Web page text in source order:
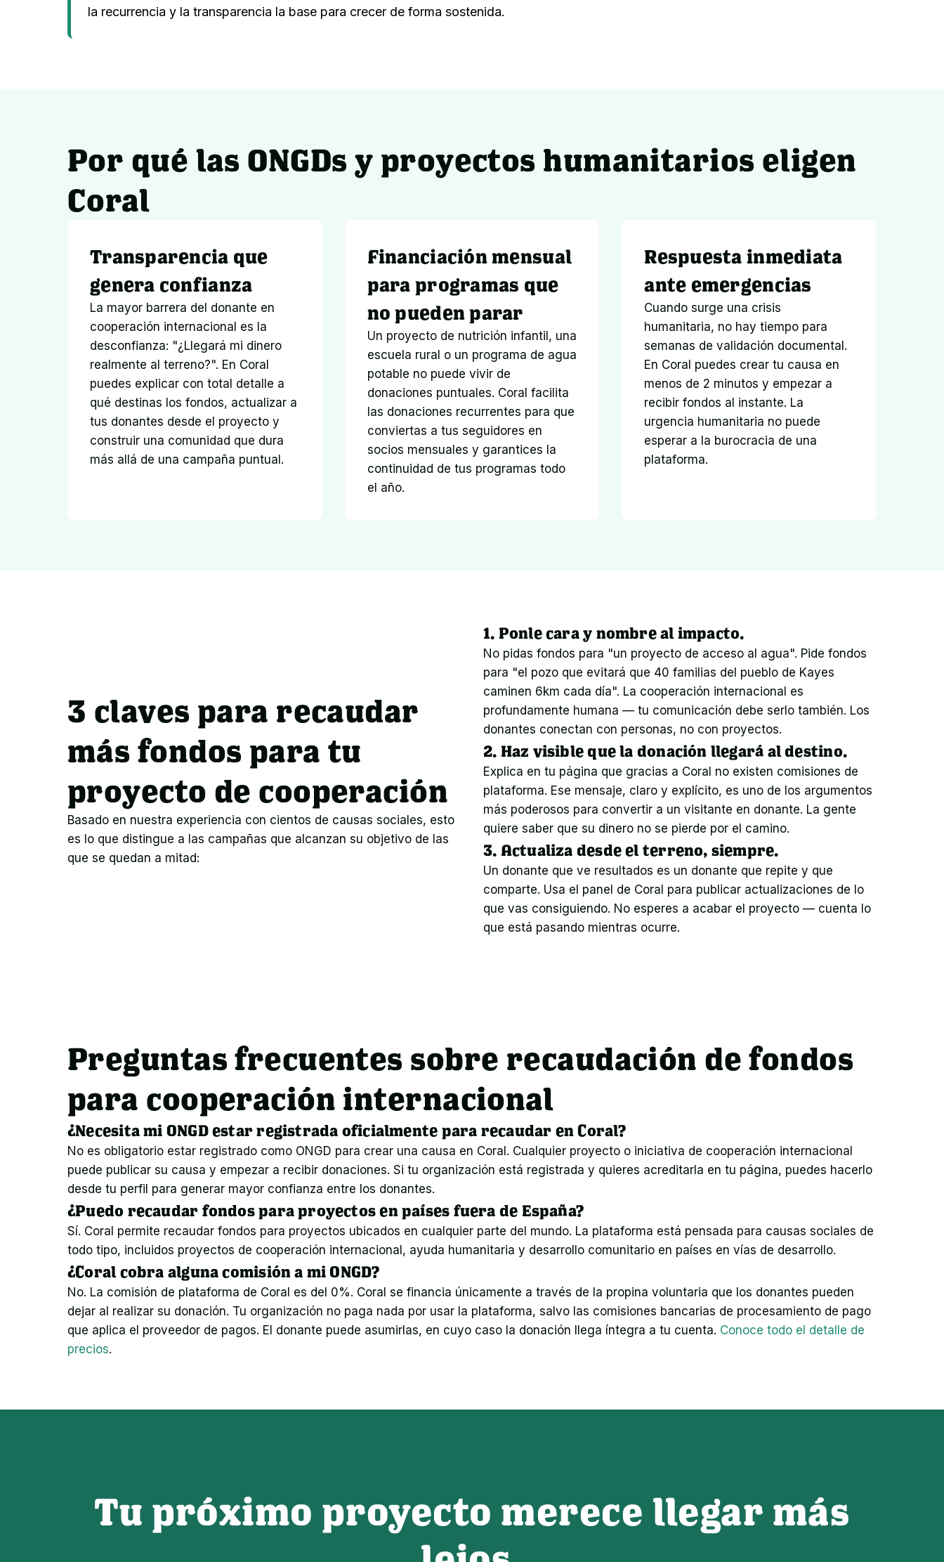
la recurrencia y la transparencia la base para crecer de forma sostenida.
Por qué las ONGDs y proyectos humanitarios eligen
Coral
Transparencia que
genera confianza
La mayor barrera del donante en
cooperación internacional es la
desconfianza: "¿Llegará mi dinero
realmente al terreno?". En Coral
puedes explicar con total detalle a
qué destinas los fondos, actualizar a
tus donantes desde el proyecto y
construir una comunidad que dura
más allá de una campaña puntual.
Financiación mensual
para programas que
no pueden parar
Un proyecto de nutrición infantil, una
escuela rural o un programa de agua
potable no puede vivir de
donaciones puntuales. Coral facilita
las donaciones recurrentes para que
conviertas a tus seguidores en
socios mensuales y garantices la
continuidad de tus programas todo
el año.
Respuesta inmediata
ante emergencias
Cuando surge una crisis
humanitaria, no hay tiempo para
semanas de validación documental.
En Coral puedes crear tu causa en
menos de 2 minutos y empezar a
recibir fondos al instante. La
urgencia humanitaria no puede
esperar a la burocracia de una
plataforma.
3 claves para recaudar
más fondos para tu
proyecto de cooperación
Basado en nuestra experiencia con cientos de causas sociales, esto
es lo que distingue a las campañas que alcanzan su objetivo de las
que se quedan a mitad:
1. Ponle cara y nombre al impacto.
No pidas fondos para "un proyecto de acceso al agua". Pide fondos
para "el pozo que evitará que 40 familias del pueblo de Kayes
caminen 6km cada día". La cooperación internacional es
profundamente humana — tu comunicación debe serlo también. Los
donantes conectan con personas, no con proyectos.
2. Haz visible que la donación llegará al destino.
Explica en tu página que gracias a Coral no existen comisiones de
plataforma. Ese mensaje, claro y explícito, es uno de los argumentos
más poderosos para convertir a un visitante en donante. La gente
quiere saber que su dinero no se pierde por el camino.
3. Actualiza desde el terreno, siempre.
Un donante que ve resultados es un donante que repite y que
comparte. Usa el panel de Coral para publicar actualizaciones de lo
que vas consiguiendo. No esperes a acabar el proyecto — cuenta lo
que está pasando mientras ocurre.
Preguntas frecuentes sobre recaudación de fondos
para cooperación internacional
¿Necesita mi ONGD estar registrada oficialmente para recaudar en Coral?
No es obligatorio estar registrado como ONGD para crear una causa en Coral. Cualquier proyecto o iniciativa de cooperación internacional
puede publicar su causa y empezar a recibir donaciones. Si tu organización está registrada y quieres acreditarla en tu página, puedes hacerlo
desde tu perfil para generar mayor confianza entre los donantes.
¿Puedo recaudar fondos para proyectos en países fuera de España?
Sí. Coral permite recaudar fondos para proyectos ubicados en cualquier parte del mundo. La plataforma está pensada para causas sociales de
todo tipo, incluidos proyectos de cooperación internacional, ayuda humanitaria y desarrollo comunitario en países en vías de desarrollo.
¿Coral cobra alguna comisión a mi ONGD?
No. La comisión de plataforma de Coral es del 0%. Coral se financia únicamente a través de la propina voluntaria que los donantes pueden
dejar al realizar su donación. Tu organización no paga nada por usar la plataforma, salvo las comisiones bancarias de procesamiento de pago
que aplica el proveedor de pagos. El donante puede asumirlas, en cuyo caso la donación llega íntegra a tu cuenta. Conoce todo el detalle de
precios.
Tu próximo proyecto merece llegar más